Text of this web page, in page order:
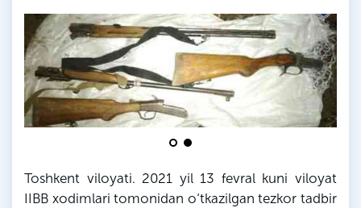
Toshkent viloyati. 2021 yil 13 fevral kuni viloyat
IIBB xodimlari tomonidan o‘tkazilgan tezkor tadbir